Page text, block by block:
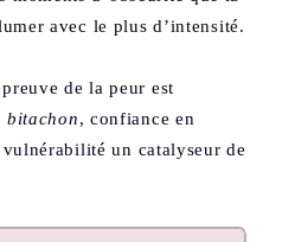
avec le plus d’intensité.
de la peur est
bitachon, confiance en
un catalyseur de